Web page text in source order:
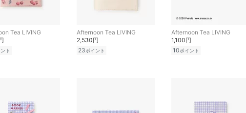
Tea LIVING
ト
Afternoon Tea LIVING
2,530円
23ポイント
Afternoon Tea LIVING
1,100円
10ポイント